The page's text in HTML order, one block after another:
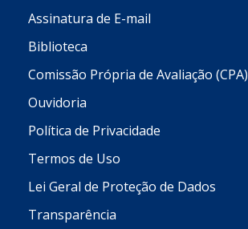
Assinatura de E-mail
Biblioteca
Comissão Própria de Avaliação (CPA)
Ouvidoria
Política de Privacidade
Termos de Uso
Lei Geral de Proteção de Dados
Transparência